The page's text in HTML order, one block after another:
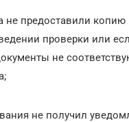
не предоставили копию
проверки или
не
не получил